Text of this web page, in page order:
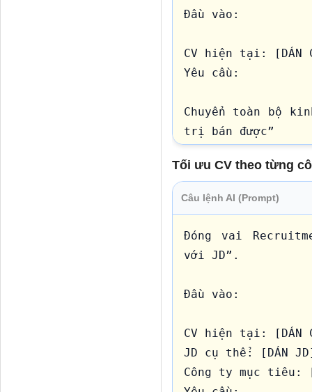
nhất (Positioning
Giá trị mang lại
Điểm khác biệt so
Output: 1 định vị
Đầu vào:
CV hiện tại: [DÁN
Yêu cầu:
Chuyển toàn bộ
trị bán được”
Doanh nghiệp
Bắt buộc:
Dùng ngôn ngữ
Có số liệu cụ
thiếu)
Loại bỏ hoàn toàn
Output:
Tối ưu CV theo từng
Câu lệnh AI (Prompt)
Đóng vai
với JD”.
Đầu vào:
CV hiện tại: [DÁN
JD cụ thể: [DÁN
Công ty mục tiêu: